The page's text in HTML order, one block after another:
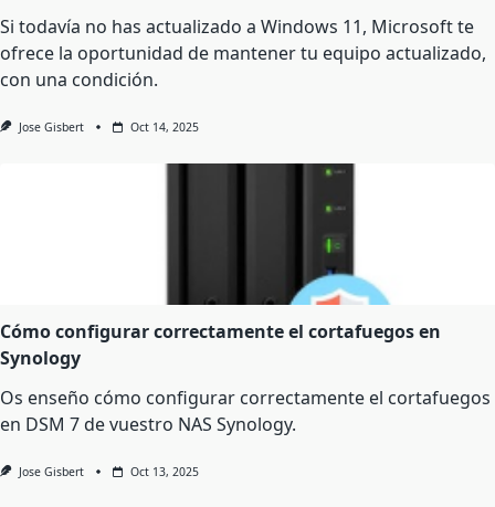
Si todavía no has actualizado a Windows 11, Microsoft te
ofrece la oportunidad de mantener tu equipo actualizado,
con una condición.
Jose Gisbert Oct 14, 2025
Cómo configurar correctamente el cortafuegos en
Synology
Os enseño cómo configurar correctamente el cortafuegos
en DSM 7 de vuestro NAS Synology.
Jose Gisbert Oct 13, 2025